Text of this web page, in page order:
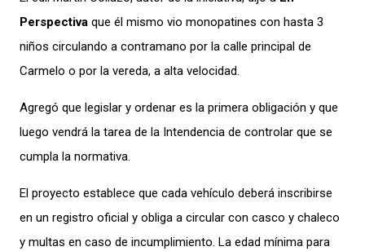
Perspectiva que él mismo vio monopatines con hasta 3
niños circulando a contramano por la calle principal de
Carmelo o por la vereda, a alta velocidad.
Agregó que legislar y ordenar es la primera obligación y que
luego vendrá la tarea de la Intendencia de controlar que se
cumpla la normativa.
El proyecto establece que cada vehículo deberá inscribirse
en un registro oficial y obliga a circular con casco y chaleco
y multas en caso de incumplimiento. La edad mínima para